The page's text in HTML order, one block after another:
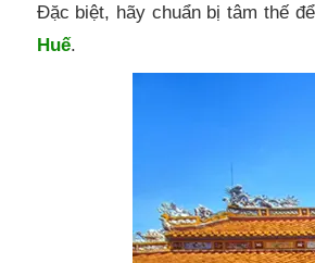
Đặc biệt, hãy chuẩn bị tâm thế
Huế.